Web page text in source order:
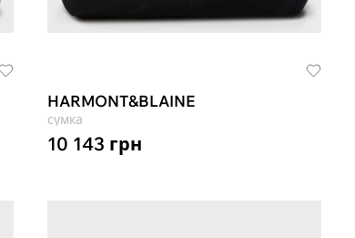
HARMONT&BLAINE
сумка
10 143 грн